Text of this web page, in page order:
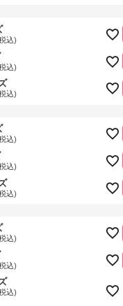
込
込
込
込
込
込
込
込
込